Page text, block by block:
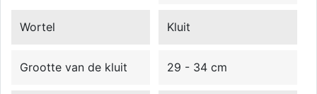
Wortel Kluit
Grootte van de kluit 29 - 34 cm